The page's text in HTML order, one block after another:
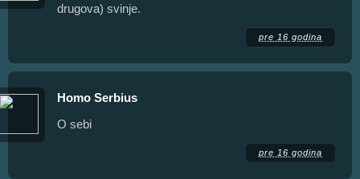
drugova) svinje.
pre 16 godina
Homo Serbius
O sebi
pre 16 godina